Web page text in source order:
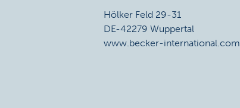
Hölker Feld 29-31
DE-42279 Wuppertal
www.becker-international.com